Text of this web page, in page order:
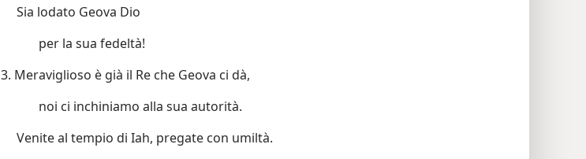
Sia lodato Geova Dio
per la sua fedeltà!
3. Meraviglioso è già il Re che Geova ci dà,
noi ci inchiniamo alla sua autorità.
Venite al tempio di Iah, pregate con umiltà.